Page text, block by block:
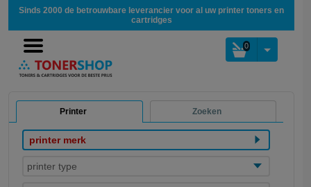
Sinds 2000 de betrouwbare leverancier voor al uw printer toners en
cartridges
0
Printer Zoeken
printer merk
printer type